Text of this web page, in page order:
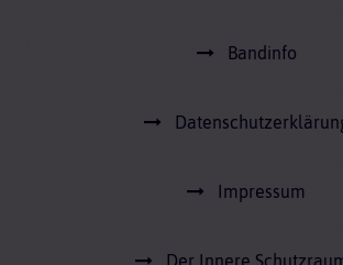
Bandinfo
Impressum
Der Innere